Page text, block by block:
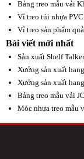
Bảng treo mẫu vải
Vỉ treo túi nhựa PVC
Vỉ treo sản phẩm
Bài viết mới nhất
Sản xuất Shelf
Xưởng sản xuất
Xưởng sản xuất
Bảng treo mẫu vải
Móc nhựa treo mẫu